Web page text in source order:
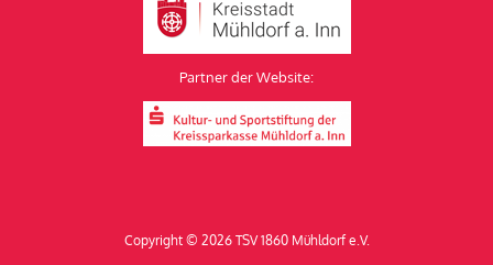
Partner der Website:
Copyright © 2026 TSV 1860 Mühldorf e.V.